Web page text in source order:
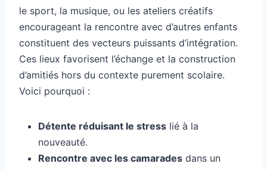
le sport, la musique, ou les ateliers créatifs
encourageant la rencontre avec d’autres enfants
constituent des vecteurs puissants d’intégration.
Ces lieux favorisent l’échange et la construction
d’amitiés hors du contexte purement scolaire.
Voici pourquoi :
Détente réduisant le stress lié à la
nouveauté.
Rencontre avec les camarades dans un